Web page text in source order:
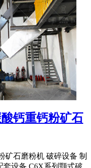
钙重钙粉矿石
矿石磨粉机 破碎设备 制